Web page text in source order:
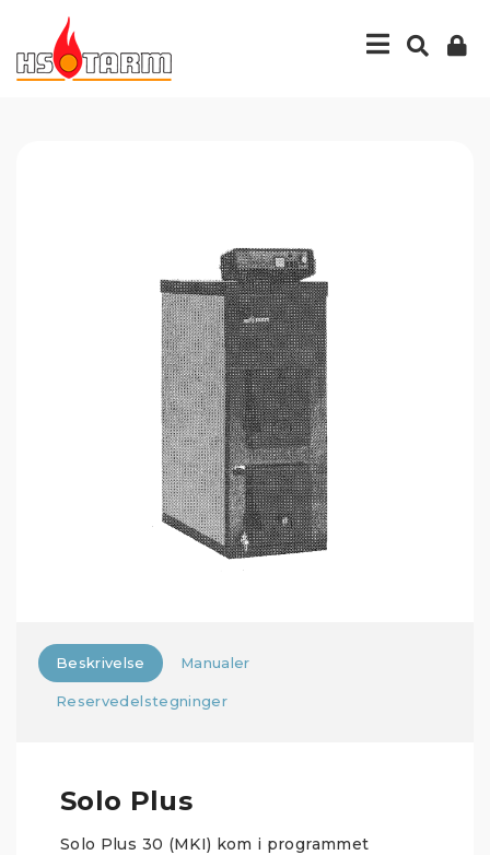
Beskrivelse Manualer
Reservedelstegninger
Solo Plus
Solo Plus 30 (MKI) kom i programmet